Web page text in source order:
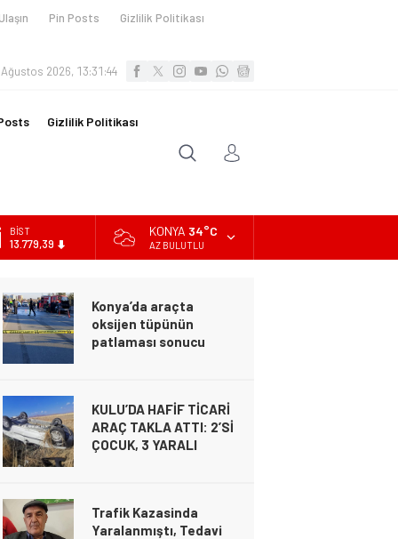
Pin Posts
Gizlilik Politikası
2026, 13:31:45
Gizlilik Politikası
DOLAR
47,7111
ALTIN
6.660,55
BİST
KONYA 34°C
AZ BULUTLU
Konya’da araçta
oksijen tüpünün
patlaması sonucu
kimlikleri belli oldu!
Gündem
26 Şubat 2025 19:04
KULU’DA HAFİF TİCARİ
ARAÇ TAKLA ATTI: 2’Sİ
ÇOCUK, 3 YARALI
Trafik Kazasinda
Yaralanmıştı, Tedavi